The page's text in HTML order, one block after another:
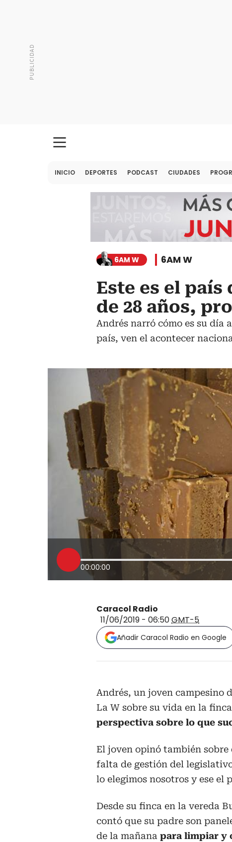
INICIO DEPORTES PODCAST CIUDADES
6AM W 6AM W
Este es el
de 28 años,
Andrés narró cómo es su día
país, ven el acontecer
00:00:00
Caracol Radio
11/06/2019 - 06:50GMT-5
Añadir Caracol Radio en Google
Andrés, un joven campesino
La W sobre su vida en la
perspectiva sobre lo que
El joven opinó también sobre
falta de gestión del
lo elegimos nosotros y ese el
Desde su finca en la vereda
contó que su padre son
de la mañana para limpiar y